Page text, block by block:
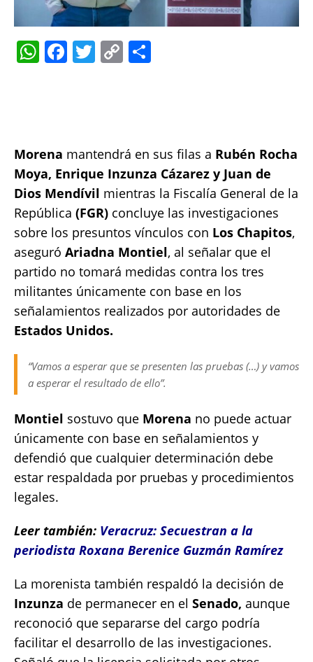
W
p
p
F
o
o
k
T C
Li
n
k
Morena mantendrá en sus filas a Rubén Rocha
Moya, Enrique Inzunza Cázarez y Juan de
Dios Mendívil mientras la Fiscalía General de la
República (FGR) concluye las investigaciones
sobre los presuntos vínculos con Los Chapitos,
aseguró Ariadna Montiel, al señalar que el
partido no tomará medidas contra los tres
militantes únicamente con base en los
señalamientos realizados por autoridades de
Estados Unidos.
“Vamos a esperar que se presenten las pruebas (…) y vamos
a esperar el resultado de ello”.
Montiel sostuvo que Morena no puede actuar
únicamente con base en señalamientos y
defendió que cualquier determinación debe
estar respaldada por pruebas y procedimientos
legales.
Leer también: Veracruz: Secuestran a la
periodista Roxana Berenice Guzmán Ramírez
La morenista también respaldó la decisión de
Inzunza de permanecer en el Senado, aunque
reconoció que separarse del cargo podría
facilitar el desarrollo de las investigaciones.